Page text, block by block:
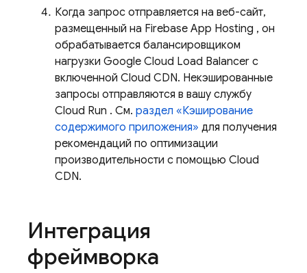
Когда запрос отправляется на веб-сайт,
размещенный на Firebase App Hosting , он
обрабатывается балансировщиком
нагрузки Google Cloud Load Balancer с
включенной Cloud CDN. Некэшированные
запросы отправляются в вашу службу
Cloud Run . См. раздел «Кэширование
содержимого приложения» для получения
рекомендаций по оптимизации
производительности с помощью Cloud
CDN.
Интеграция
фреймворка